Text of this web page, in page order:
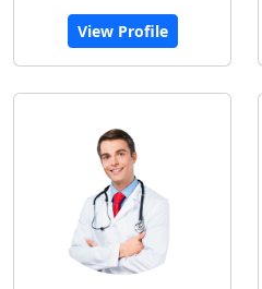
View Profile